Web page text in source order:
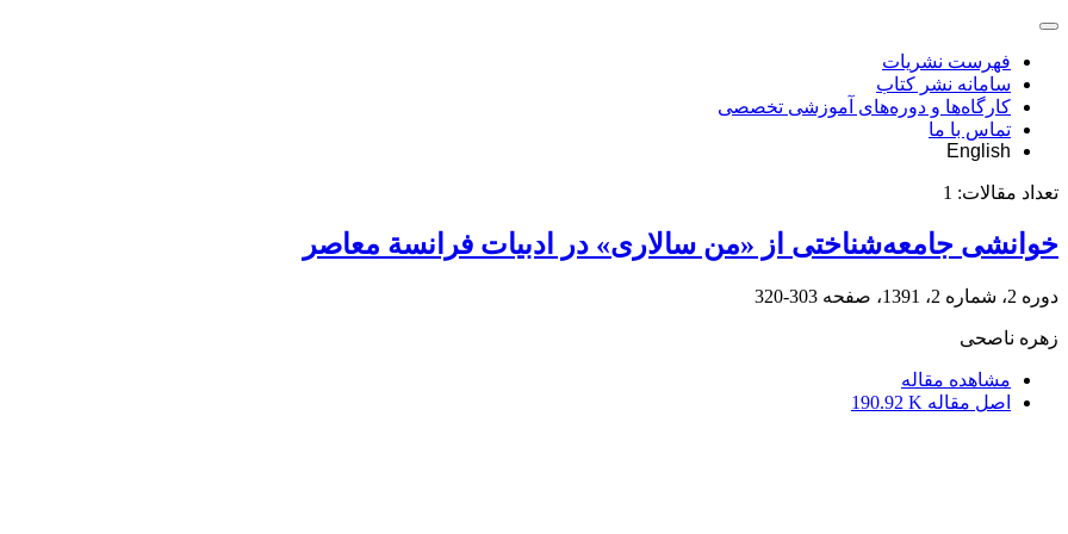
فهرست نشریات
سامانه نشر کتاب
کارگاه‌ها و دوره‌های آموزشی تخصصی
تماس با ما
English
تعداد مقالات: 1
خوانشی جامعه‌شناختی از «من سالاری» در ادبیات فرانسة معاصر
دوره 2، شماره 2، 1391، صفحه 303-320
زهره ناصحی
مشاهده مقاله
اصل مقاله 190.92 K